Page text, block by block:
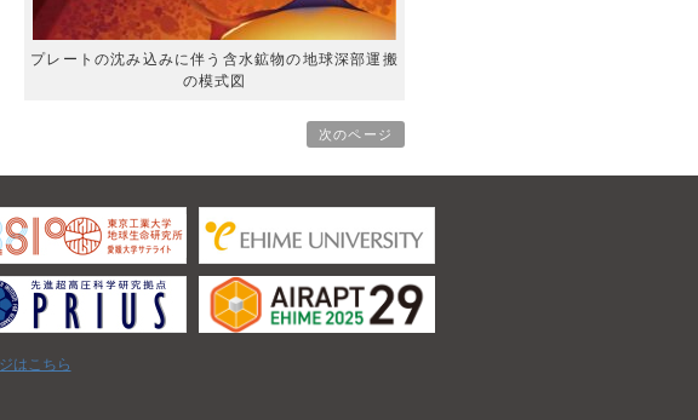
プレートの沈み込みに伴う含水鉱物の地球深部運搬
の模式図
次のページ
はこちら